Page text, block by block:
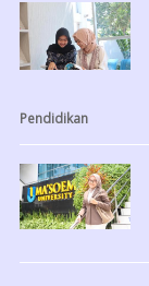
Pendidikan